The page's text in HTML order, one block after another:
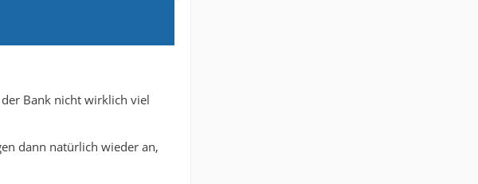
Bank nicht wirklich viel
dann natürlich wieder an,